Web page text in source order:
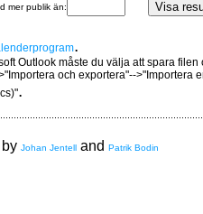
mer publik än:
.
Outlook måste du välja att spara filen
och exportera"-->"Importera
.
Johan Jentell and Patrik Bodin